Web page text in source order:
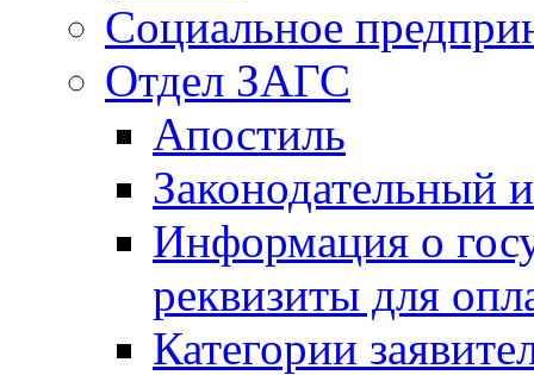
Социальное
Отдел ЗАГС
Апостиль
Законодательный
Информация о
реквизиты для
Категории